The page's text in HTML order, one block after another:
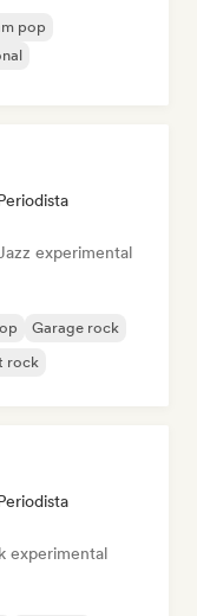
pop
experimental
Garage rock
rock
experimental